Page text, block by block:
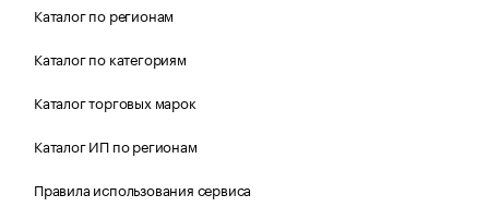
Каталог по регионам
Каталог по категориям
Каталог торговых марок
Каталог ИП по регионам
Правила использования сервиса